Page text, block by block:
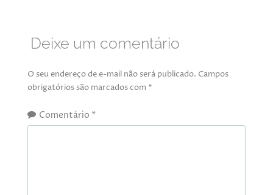
Deixe um comentário
O seu endereço de e-mail não será publicado. Campos
obrigatórios são marcados com *
Comentário *